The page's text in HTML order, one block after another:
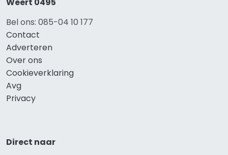
Bel ons: 085-04 10 177
Contact
Adverteren
Over ons
Cookieverklaring
Avg
Privacy
Direct naar